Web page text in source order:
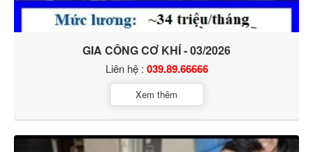
GIA CÔNG CƠ KHÍ - 03/2026
Liên hệ : 039.89.66666
Xem thêm